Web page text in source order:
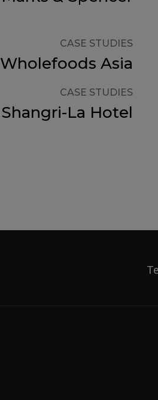
CASE STUDIES
Wholefoods Asia
CASE STUDIES
Shangri-La Hotel